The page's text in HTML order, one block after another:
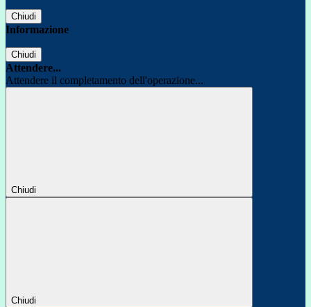
Chiudi
Informazione
Chiudi
Attendere...
Attendere il completamento dell'operazione...
Chiudi
Chiudi